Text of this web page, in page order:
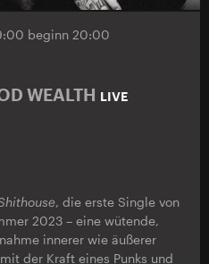
beginn 20:00
WEALTH LIVE
, die erste Single von
2023 – eine wütende,
innerer wie äußerer
der Kraft eines Punks und